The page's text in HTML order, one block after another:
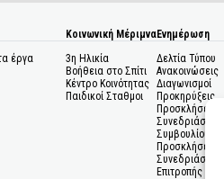
έργα
Κοινωνική Μέριμνα
3η Ηλικία
Βοήθεια στο Σπίτι
Κέντρο Κοινότητας
Παιδικοί Σταθμοι
Ενημέρωση
Δελτία Τύπου
Ανακοινώσεις
Διαγωνισμοί
Προκηρύξεις
Προσκλήσεις σε
Συνεδριάσεις
Συμβουλίου
Προσκλήσεις
Συνεδριάσεις
Επιτροπής